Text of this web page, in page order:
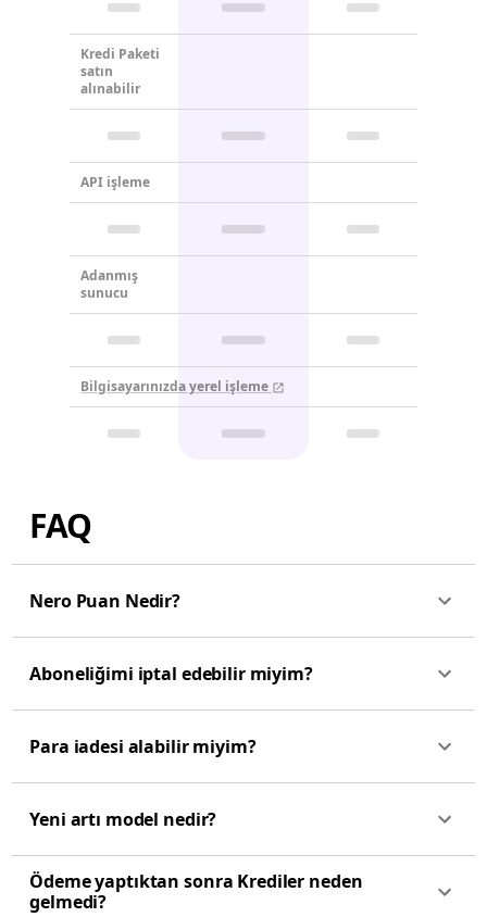
Kredi Paketi
satın
alınabilir
API işleme
Adanmış
sunucu
Bilgisayarınızda yerel işleme
FAQ
Nero Puan Nedir?
Aboneliğimi iptal edebilir miyim?
Para iadesi alabilir miyim?
Yeni artı model nedir?
Ödeme yaptıktan sonra Krediler neden
gelmedi?